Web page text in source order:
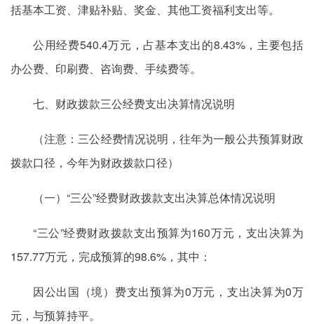
括基本工资、津贴补贴、奖金、其他工资福利支出等。
公用经费540.4万元，占基本支出的8.43%，主要包括
办公费、印刷费、咨询费、手续费等。
七、财政拨款三公经费支出决算情况说明
（注意：三公经费情况说明，往年为一般公共预算财政
拨款口径，今年为财政拨款口径）
（一）“三公”经费财政拨款支出决算总体情况说明
“三公”经费财政拨款支出预算为160万元，支出决算为
157.77万元，完成预算的98.6%，其中：
因公出国（境）费支出预算为0万元，支出决算为0万
元，与预算持平。